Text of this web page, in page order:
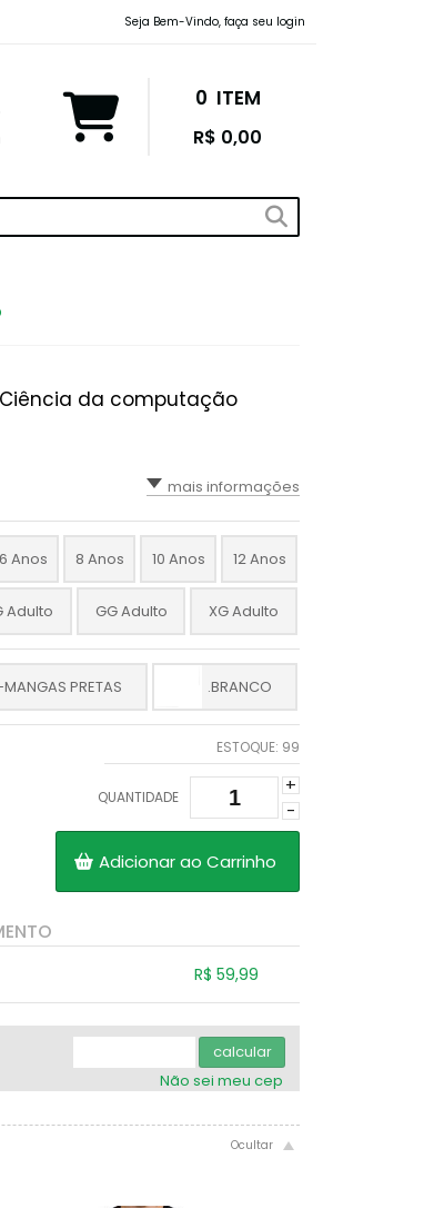
Seja Bem-Vindo, faça seu login
0 ITEM
R$ 0,00
da computação
mais informações
6 Anos 8 Anos 10 Anos 12 Anos
Adulto GG Adulto XG Adulto
PRETAS .BRANCO
ESTOQUE: 99
QUANTIDADE
+
-
Adicionar ao Carrinho
R$ 59,99
....
calcular
Não sei meu cep